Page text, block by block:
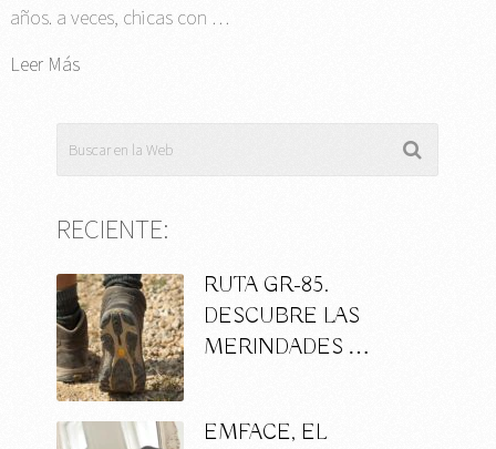
años. a veces, chicas con …
Leer Más
RECIENTE:
RUTA GR-85.
DESCUBRE LAS
MERINDADES …
EMFACE, EL